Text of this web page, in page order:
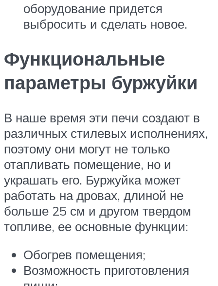
оборудование придется
выбросить и сделать новое.
Функциональные
параметры буржуйки
В наше время эти печи создают в
различных стилевых исполнениях,
поэтому они могут не только
отапливать помещение, но и
украшать его. Буржуйка может
работать на дровах, длиной не
больше 25 см и другом твердом
топливе, ее основные функции:
Обогрев помещения;
Возможность приготовления